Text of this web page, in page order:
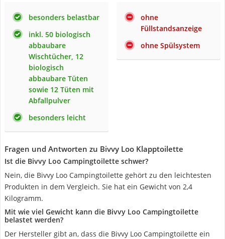
besonders belastbar
inkl. 50 biologisch
abbaubare
Wischtücher, 12
biologisch
abbaubare Tüten
sowie 12 Tüten mit
Abfallpulver
besonders leicht
ohne
Füllstandsanzeige
ohne Spülsystem
Fragen und Antworten zu Bivvy Loo Klapptoilette
Ist die Bivvy Loo Campingtoilette schwer?
Nein, die Bivvy Loo Campingtoilette gehört zu den leichtesten
Produkten in dem Vergleich. Sie hat ein Gewicht von 2,4
Kilogramm.
Mit wie viel Gewicht kann die Bivvy Loo Campingtoilette
belastet werden?
Der Hersteller gibt an, dass die Bivvy Loo Campingtoilette ein